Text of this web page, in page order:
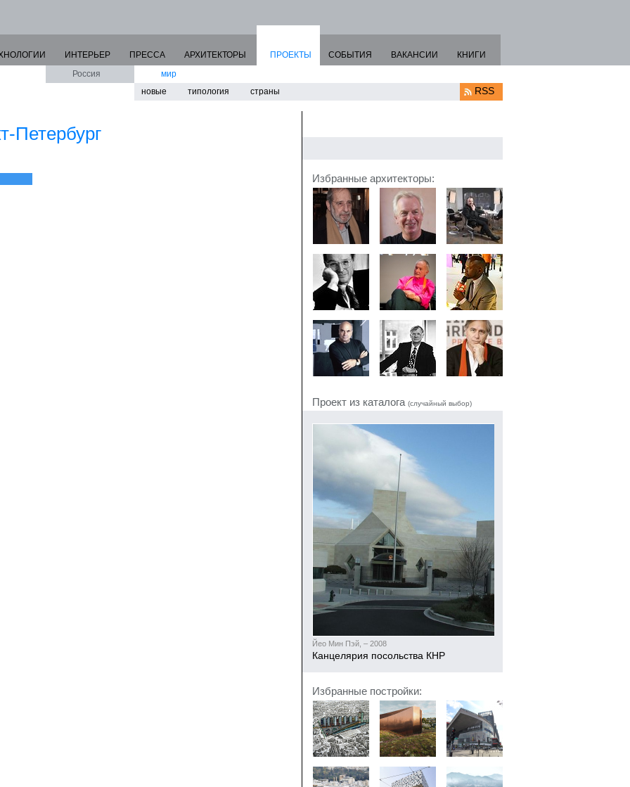
ИНТЕРЬЕР ПРЕССА АРХИТЕКТОРЫ
ПРОЕКТЫ
Россия
мир
новые
типология страны
СОБЫТИЯ ВАКАНСИИ КНИГИ
RSS
Петербург
Избранные архитекторы:
Проект из каталога (случайный выбор)
Йео Мин Пэй, – 2008
Канцелярия посольства КНР
Избранные постройки: